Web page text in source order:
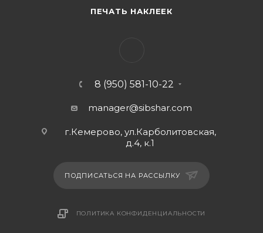
ПЕЧАТЬ НАКЛЕЕК
8 (950) 581-10-22
manager@sibshar.com
г.Кемерово, ул.Карболитовская,
д.4, к.1
ПОДПИСАТЬСЯ НА РАССЫЛКУ
ПОЛИТИКА КОНФИДЕНЦИАЛЬНОСТИ